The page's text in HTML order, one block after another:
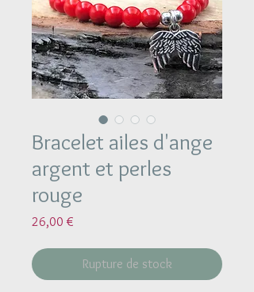
Bracelet ailes d'ange
argent et perles
rouge
26,00 €
Rupture de stock